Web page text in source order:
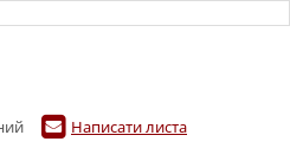
Написати листа